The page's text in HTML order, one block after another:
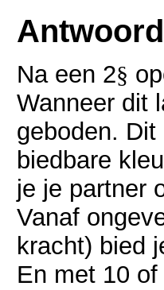
Na een 2§
Wanneer dit
geboden.
biedbare
je je partner
Vanaf
kracht) bied
En met 10